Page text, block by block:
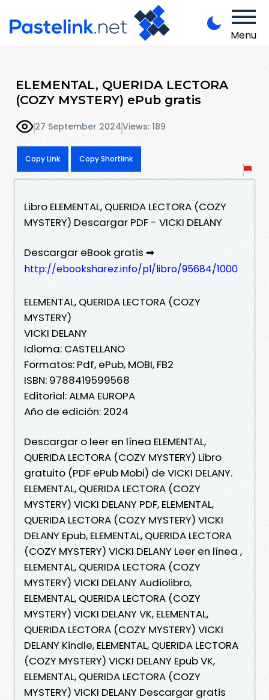
Menu
ELEMENTAL, QUERIDA LECTORA
(COZY MYSTERY) ePub gratis
27 September 2024Views: 189
Copy Link Copy Shortlink
Libro ELEMENTAL, QUERIDA LECTORA (COZY
MYSTERY) Descargar PDF - VICKI DELANY
Descargar eBook gratis ➡
http://ebooksharez.info/pl/libro/95684/1000
ELEMENTAL, QUERIDA LECTORA (COZY
MYSTERY)
VICKI DELANY
Idioma: CASTELLANO
Formatos: Pdf, ePub, MOBI, FB2
ISBN: 9788419599568
Editorial: ALMA EUROPA
Año de edición: 2024
Descargar o leer en línea ELEMENTAL,
QUERIDA LECTORA (COZY MYSTERY) Libro
gratuito (PDF ePub Mobi) de VICKI DELANY.
ELEMENTAL, QUERIDA LECTORA (COZY
MYSTERY) VICKI DELANY PDF, ELEMENTAL,
QUERIDA LECTORA (COZY MYSTERY) VICKI
DELANY Epub, ELEMENTAL, QUERIDA LECTORA
(COZY MYSTERY) VICKI DELANY Leer en línea ,
ELEMENTAL, QUERIDA LECTORA (COZY
MYSTERY) VICKI DELANY Audiolibro,
ELEMENTAL, QUERIDA LECTORA (COZY
MYSTERY) VICKI DELANY VK, ELEMENTAL,
QUERIDA LECTORA (COZY MYSTERY) VICKI
DELANY Kindle, ELEMENTAL, QUERIDA LECTORA
(COZY MYSTERY) VICKI DELANY Epub VK,
ELEMENTAL, QUERIDA LECTORA (COZY
MYSTERY) VICKI DELANY Descargar gratis